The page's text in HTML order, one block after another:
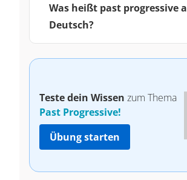
Was heißt past progressive
Deutsch?
Teste dein Wissen zum Thema
Past Progressive!
Übung starten